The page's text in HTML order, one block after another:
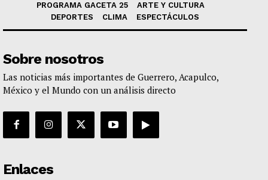
PROGRAMA GACETA 25
ARTE Y CULTURA
DEPORTES
CLIMA ESPECTÁCULOS
Sobre nosotros
Las noticias más importantes de Guerrero, Acapulco,
México y el Mundo con un análisis directo
Enlaces